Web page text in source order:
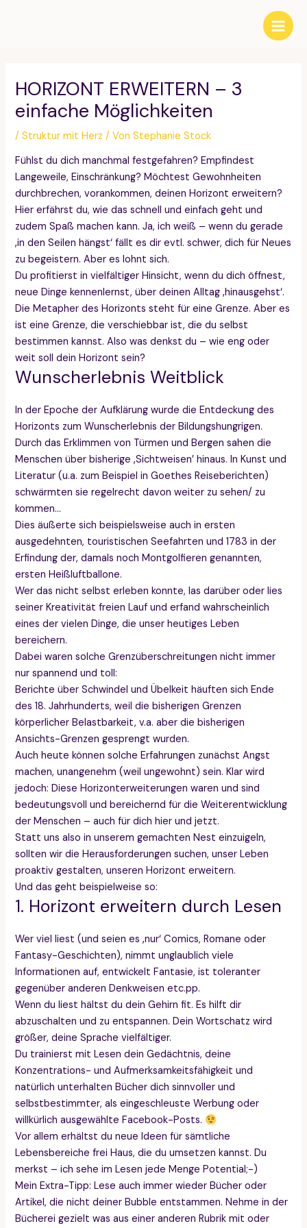
Main
HORIZONT ERWEITERN – 3
einfache Möglichkeiten
/Struktur mit Herz / VonStephanie Stock
Fühlst du dich manchmal festgefahren? Empfindest
Langeweile, Einschränkung? Möchtest Gewohnheiten
durchbrechen, vorankommen, deinen Horizont erweitern?
Hier erfährst du, wie das schnell und einfach geht und
zudem Spaß machen kann. Ja, ich weiß – wenn du gerade
‚in den Seilen hängst‘ fällt es dir evtl. schwer, dich für Neues
zu begeistern. Aber es lohnt sich.
Du profitierst in vielfältiger Hinsicht, wenn du dich öffnest,
neue Dinge kennenlernst, über deinen Alltag ‚hinausgehst‘.
Die Metapher des Horizonts steht für eine Grenze. Aber es
ist eine Grenze, die verschiebbar ist, die du selbst
bestimmen kannst. Also was denkst du – wie eng oder
weit soll dein Horizont sein?
Wunscherlebnis Weitblick
In der Epoche der Aufklärung wurde die Entdeckung des
Horizonts zum Wunscherlebnis der Bildungshungrigen.
Durch das Erklimmen von Türmen und Bergen sahen die
Menschen über bisherige ‚Sichtweisen’ hinaus. In Kunst und
Literatur (u.a. zum Beispiel in Goethes Reiseberichten)
schwärmten sie regelrecht davon weiter zu sehen/ zu
kommen…
Dies äußerte sich beispielsweise auch in ersten
ausgedehnten, touristischen Seefahrten und 1783 in der
Erfindung der, damals noch Montgolfieren genannten,
ersten Heißluftballone.
Wer das nicht selbst erleben konnte, las darüber oder lies
seiner Kreativität freien Lauf und erfand wahrscheinlich
eines der vielen Dinge, die unser heutiges Leben
bereichern.
Dabei waren solche Grenzüberschreitungen nicht immer
nur spannend und toll:
Berichte über Schwindel und Übelkeit häuften sich Ende
des 18. Jahrhunderts, weil die bisherigen Grenzen
körperlicher Belastbarkeit, v.a. aber die bisherigen
Ansichts-Grenzen gesprengt wurden.
Auch heute können solche Erfahrungen zunächst Angst
machen, unangenehm (weil ungewohnt) sein. Klar wird
jedoch: Diese Horizonterweiterungen waren und sind
bedeutungsvoll und bereichernd für die Weiterentwicklung
der Menschen – auch für dich hier und jetzt.
Statt uns also in unserem gemachten Nest einzuigeln,
sollten wir die Herausforderungen suchen, unser Leben
proaktiv gestalten, unseren Horizont erweitern.
Und das geht beispielweise so:
1. Horizont erweitern durch Lesen
Wer viel liest (und seien es ‚nur‘ Comics, Romane oder
Fantasy-Geschichten), nimmt unglaublich viele
Informationen auf, entwickelt Fantasie, ist toleranter
gegenüber anderen Denkweisen etc.pp.
Wenn du liest hältst du dein Gehirn fit. Es hilft dir
abzuschalten und zu entspannen. Dein Wortschatz wird
größer, deine Sprache vielfältiger.
Du trainierst mit Lesen dein Gedächtnis, deine
Konzentrations- und Aufmerksamkeitsfähigkeit und
natürlich unterhalten Bücher dich sinnvoller und
selbstbestimmter, als eingeschleuste Werbung oder
willkürlich ausgewählte Facebook-Posts.
Vor allem erhältst du neue Ideen für sämtliche
Lebensbereiche frei Haus, die du umsetzen kannst. Du
merkst – ich sehe im Lesen jede Menge Potential;-)
Mein Extra-Tipp: Lese auch immer wieder Bücher oder
Artikel, die nicht deiner Bubble entstammen. Nehme in der
Bücherei gezielt was aus einer anderen Rubrik mit oder